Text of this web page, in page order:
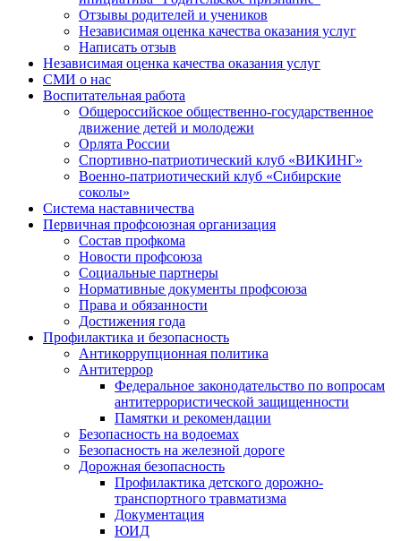
Отзывы родителей и учеников
Независимая оценка качества оказания услуг
Написать отзыв
Независимая оценка качества оказания услуг
СМИ о нас
Воспитательная работа
Общероссийское общественно-государственное
движение детей и молодежи
Орлята России
Спортивно-патриотический клуб «ВИКИНГ»
Военно-патриотический клуб «Сибирские
соколы»
Система наставничества
Первичная профсоюзная организация
Состав профкома
Новости профсоюза
Социальные партнеры
Нормативные документы профсоюза
Права и обязанности
Достижения года
Профилактика и безопасность
Антикоррупционная политика
Антитеррор
Федеральное законодательство по вопросам
антитеррористической защищенности
Памятки и рекомендации
Безопасность на водоемах
Безопасность на железной дороге
Дорожная безопасность
Профилактика детского дорожно-
транспортного травматизма
Документация
ЮИД